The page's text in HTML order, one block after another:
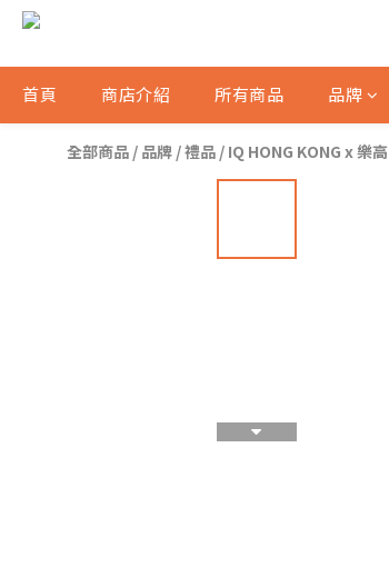
首頁 商店介紹 所有商品 品牌
全部商品 / 品牌 /禮品 / IQ HONG KONG x 樂高